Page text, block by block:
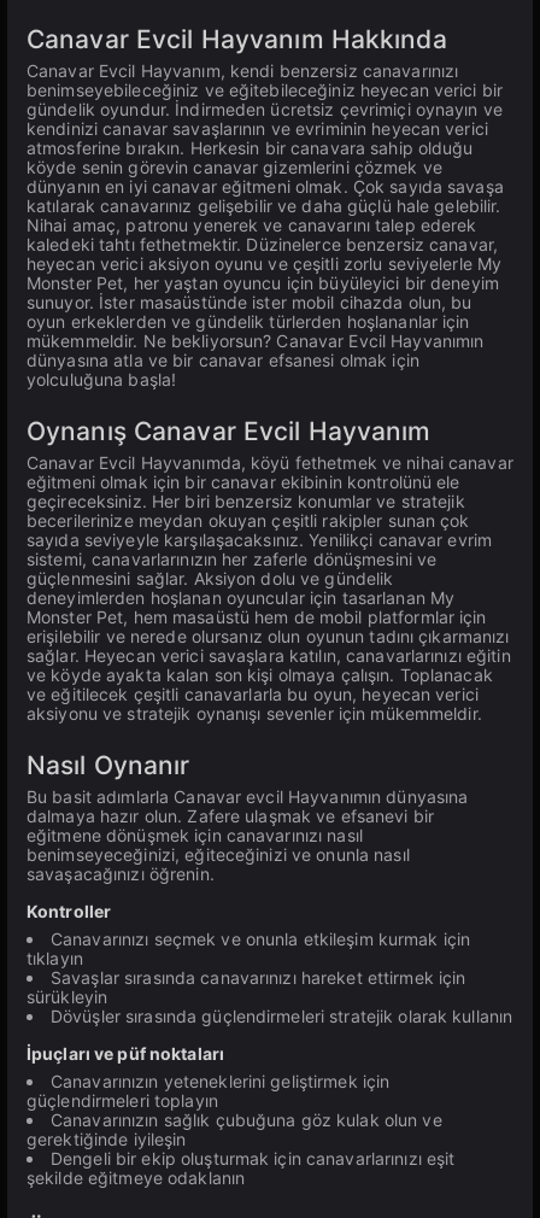
Canavar Evcil Hayvanım Hakkında
Canavar Evcil Hayvanım, kendi benzersiz canavarınızı
benimseyebileceğiniz ve eğitebileceğiniz heyecan verici bir
gündelik oyundur. İndirmeden ücretsiz çevrimiçi oynayın ve
kendinizi canavar savaşlarının ve evriminin heyecan verici
atmosferine bırakın. Herkesin bir canavara sahip olduğu
köyde senin görevin canavar gizemlerini çözmek ve
dünyanın en iyi canavar eğitmeni olmak. Çok sayıda savaşa
katılarak canavarınız gelişebilir ve daha güçlü hale gelebilir.
Nihai amaç, patronu yenerek ve canavarını talep ederek
kaledeki tahtı fethetmektir. Düzinelerce benzersiz canavar,
heyecan verici aksiyon oyunu ve çeşitli zorlu seviyelerle My
Monster Pet, her yaştan oyuncu için büyüleyici bir deneyim
sunuyor. İster masaüstünde ister mobil cihazda olun, bu
oyun erkeklerden ve gündelik türlerden hoşlananlar için
mükemmeldir. Ne bekliyorsun? Canavar Evcil Hayvanımın
dünyasına atla ve bir canavar efsanesi olmak için
yolculuğuna başla!
Oynanış Canavar Evcil Hayvanım
Canavar Evcil Hayvanımda, köyü fethetmek ve nihai canavar
eğitmeni olmak için bir canavar ekibinin kontrolünü ele
geçireceksiniz. Her biri benzersiz konumlar ve stratejik
becerilerinize meydan okuyan çeşitli rakipler sunan çok
sayıda seviyeyle karşılaşacaksınız. Yenilikçi canavar evrim
sistemi, canavarlarınızın her zaferle dönüşmesini ve
güçlenmesini sağlar. Aksiyon dolu ve gündelik
deneyimlerden hoşlanan oyuncular için tasarlanan My
Monster Pet, hem masaüstü hem de mobil platformlar için
erişilebilir ve nerede olursanız olun oyunun tadını çıkarmanızı
sağlar. Heyecan verici savaşlara katılın, canavarlarınızı eğitin
ve köyde ayakta kalan son kişi olmaya çalışın. Toplanacak
ve eğitilecek çeşitli canavarlarla bu oyun, heyecan verici
aksiyonu ve stratejik oynanışı sevenler için mükemmeldir.
Nasıl Oynanır
Bu basit adımlarla Canavar evcil Hayvanımın dünyasına
dalmaya hazır olun. Zafere ulaşmak ve efsanevi bir
eğitmene dönüşmek için canavarınızı nasıl
benimseyeceğinizi, eğiteceğinizi ve onunla nasıl
savaşacağınızı öğrenin.
Kontroller
Canavarınızı seçmek ve onunla etkileşim kurmak için
tıklayın
Savaşlar sırasında canavarınızı hareket ettirmek için
sürükleyin
Dövüşler sırasında güçlendirmeleri stratejik olarak kullanın
İpuçları ve püf noktaları
Canavarınızın yeteneklerini geliştirmek için
güçlendirmeleri toplayın
Canavarınızın sağlık çubuğuna göz kulak olun ve
gerektiğinde iyileşin
Dengeli bir ekip oluşturmak için canavarlarınızı eşit
şekilde eğitmeye odaklanın